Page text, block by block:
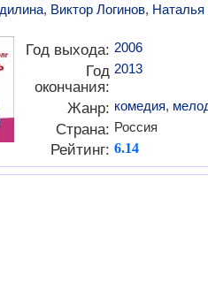
, Виктор Логинов, Наталья
Год выхода: 2006
Год
окончания:
2013
Жанр: комедия,
Страна: Россия
Рейтинг: 6.14